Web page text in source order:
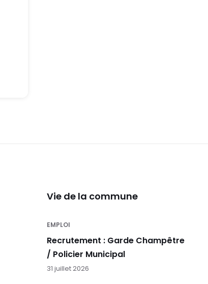
Vie de la commune
EMPLOI
Recrutement : Garde Champêtre
/ Policier Municipal
31 juillet 2026